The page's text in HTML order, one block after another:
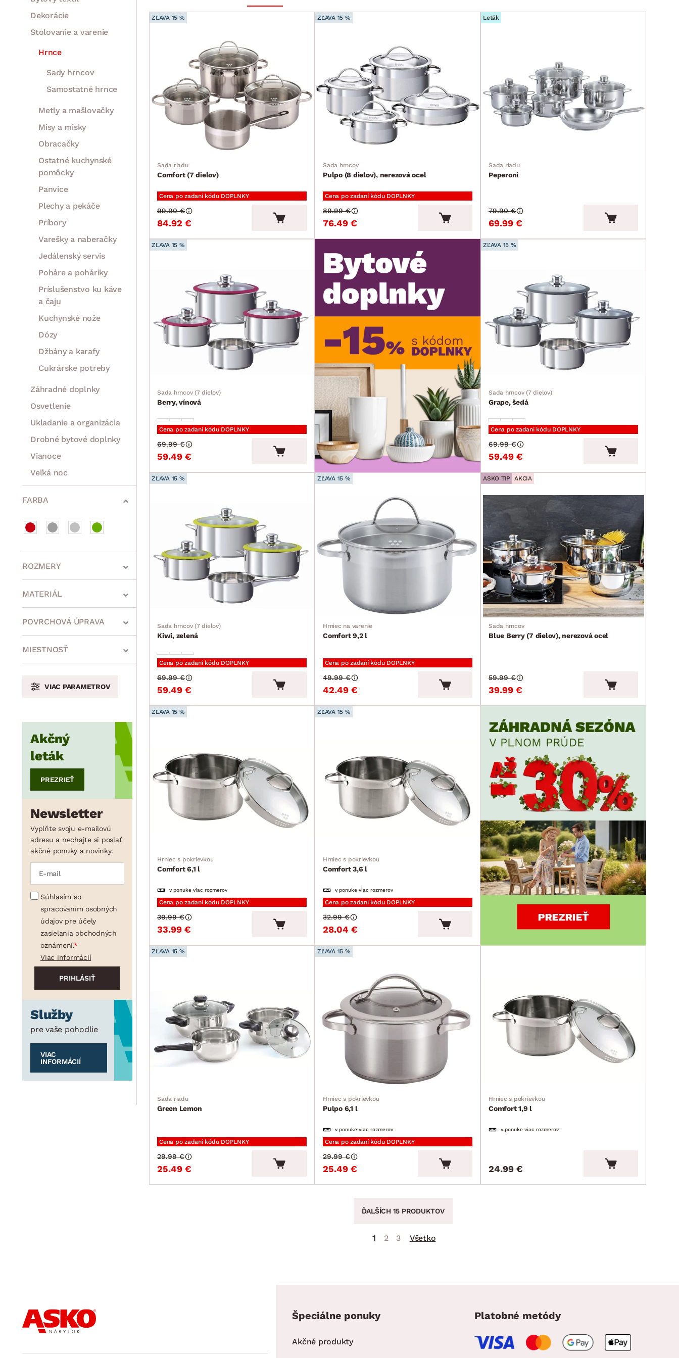
Dekorácie
Stolovanie a varenie
Hrnce
Sady hrncov
Samostatné hrnce
Metly a mašlovačky
Misy a misky
Obracačky
Ostatné kuchynské
pomôcky
Panvice
Plechy a pekáče
Príbory
Varešky a naberačky
Jedálenský servis
Poháre a poháriky
Príslušenstvo ku káve
a čaju
Kuchynské nože
Dózy
Džbány a karafy
Cukrárske potreby
Záhradné doplnky
Osvetlenie
Ukladanie a organizácia
Drobné bytové doplnky
Vianoce
Veľká noc
Sedacie súpravy a pohovky
Zostavy a steny
Drobný nábytok
Spotrebiče
FARBA
ROZMERY
min. cm max.
min. cm max. cm
MATERIÁL
POVRCHOVÁ ÚPRAVA
MIESTNOSŤ
VIAC PARAMETROV
Akčný
leták
PREZRIEŤ
Newsletter
Vyplňte svoju e-mailovú
adresu a nechajte si poslať
akčné ponuky a novinky.
Súhlasím so
spracovaním osobných
údajov pre účely
zasielania obchodných
oznámení.
Viac informácií
Služby
pre vaše pohodlie
VIAC
INFORMÁCIÍ
ZĽAVA 15 %
Sada riadu
Comfort (7 dielov)
Cena po zadaní kódu DOPLNKY
84.92 €
99.90 €
ZĽAVA 15 %
Sada hrncov
Pulpo (8 dielov), nerezová ocel
Cena po zadaní kódu DOPLNKY
76.49 €
89.99 €
Leták
Sada riadu
Peperoni
69.99 €
79.90 €
ZĽAVA 15 %
Sada hrncov (7 dielov)
Berry, vínová
Cena po zadaní kódu DOPLNKY
59.49 €
69.99 €
ZĽAVA 15 %
Sada hrncov (7 dielov)
Grape, šedá
Cena po zadaní kódu DOPLNKY
59.49 €
69.99 €
ZĽAVA 15 %
Sada hrncov (7 dielov)
Kiwi, zelená
Cena po zadaní kódu DOPLNKY
59.49 €
69.99 €
ZĽAVA 15 %
Hrniec na varenie
Comfort 9,2 l
Cena po zadaní kódu DOPLNKY
42.49 €
49.99 €
ASKO TIP AKCIA
Sada hrncov
Blue Berry (7 dielov), nerezová oceľ
39.99 €
59.99 €
ZĽAVA 15 %
Hrniec s pokrievkou
Comfort 6,1 l
v ponuke viac rozmerov
Cena po zadaní kódu DOPLNKY
33.99 €
39.99 €
ZĽAVA 15 %
Hrniec s pokrievkou
Comfort 3,6 l
v ponuke viac rozmerov
Cena po zadaní kódu DOPLNKY
28.04 €
32.99 €
ZĽAVA 15 %
Sada riadu
Green Lemon
Cena po zadaní kódu DOPLNKY
25.49 €
29.99 €
ZĽAVA 15 %
Hrniec s pokrievkou
Pulpo 6,1 l
v ponuke viac rozmerov
Cena po zadaní kódu DOPLNKY
25.49 €
29.99 €
Hrniec s pokrievkou
Comfort 1,9 l
v ponuke viac rozmerov
24.99 €
ĎALŠÍCH 15 PRODUKTOV
1 2 3 Všetko
Špeciálne ponuky
Akčné produkty
Platobné metódy